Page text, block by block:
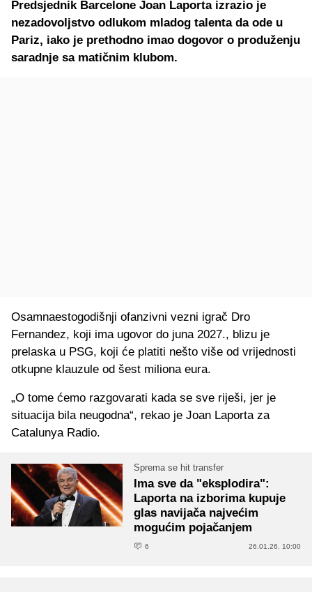
Predsjednik Barcelone Joan Laporta izrazio je
nezadovoljstvo odlukom mladog talenta da ode u
Pariz, iako je prethodno imao dogovor o produženju
saradnje sa matičnim klubom.
Osamnaestogodišnji ofanzivni vezni igrač Dro
Fernandez, koji ima ugovor do juna 2027., blizu je
prelaska u PSG, koji će platiti nešto više od vrijednosti
otkupne klauzule od šest miliona eura.
„O tome ćemo razgovarati kada se sve riješi, jer je
situacija bila neugodna“, rekao je Joan Laporta za
Catalunya Radio.
Sprema se hit transfer
Ima sve da "eksplodira":
Laporta na izborima kupuje
glas navijača najvećim
mogućim pojačanjem
6 26.01.26. 10:00